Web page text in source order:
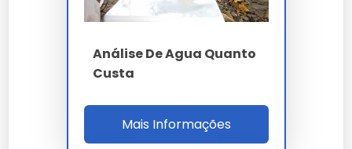
Prazo laudo
5 a 10 dias úteis
Normas
GM/MS 888 -
Análise De Agua Quanto
Custa
Mais Informações